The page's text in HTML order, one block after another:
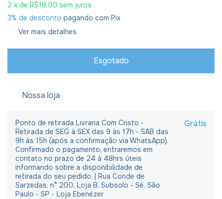
2 x de R$18,00 sem juros
3% de desconto pagando com Pix
Ver mais detalhes
Nossa loja
Ponto de retirada Livraria Com Cristo -
Retirada de SEG à SEX das 9 às 17h - SAB das
9h às 15h (após a confirmação via WhatsApp).
Confirmado o pagamento, entraremos em
contato no prazo de 24 à 48hrs úteis
informando sobre a disponibilidade de
retirada do seu pedido. | Rua Conde de
Sarzedas, n° 200, Loja B, Subsolo - Sé, São
Paulo - SP - Loja Ebenézer
Grátis